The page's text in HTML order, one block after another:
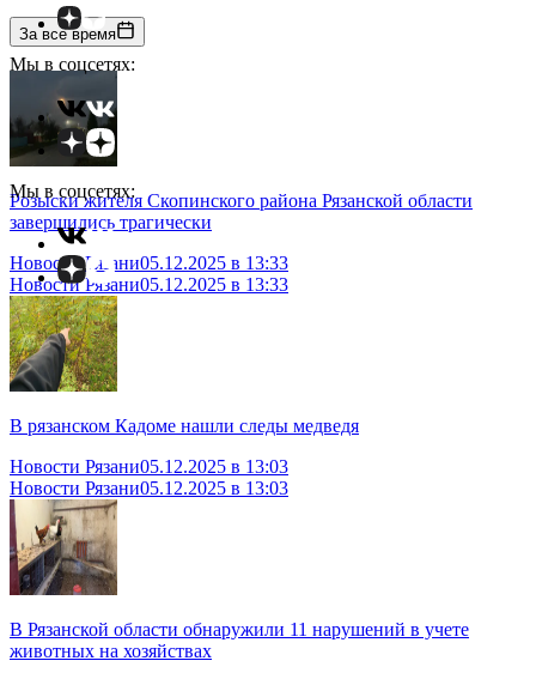
Мы в соцсетях:
Мы в соцсетях:
За все время
Розыски жителя Скопинского района Рязанской области
завершились трагически
Новости Рязани05.12.2025 в 13:33
Новости Рязани05.12.2025 в 13:33
В рязанском Кадоме нашли следы медведя
Новости Рязани05.12.2025 в 13:03
Новости Рязани05.12.2025 в 13:03
В Рязанской области обнаружили 11 нарушений в учете
животных на хозяйствах